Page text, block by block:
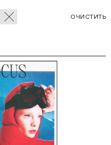
ОЧИСТИТЬ